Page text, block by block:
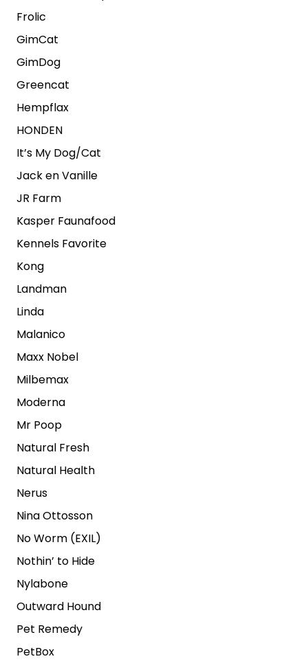
Frolic
GimCat
GimDog
Greencat
Hempflax
HONDEN
It’s My Dog/Cat
Jack en Vanille
JR Farm
Kasper Faunafood
Kennels Favorite
Kong
Landman
Linda
Malanico
Maxx Nobel
Milbemax
Moderna
Mr Poop
Natural Fresh
Natural Health
Nerus
Nina Ottosson
No Worm (EXIL)
Nothin’ to Hide
Nylabone
Outward Hound
Pet Remedy
PetBox